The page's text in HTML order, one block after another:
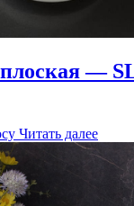
—
Читать далее